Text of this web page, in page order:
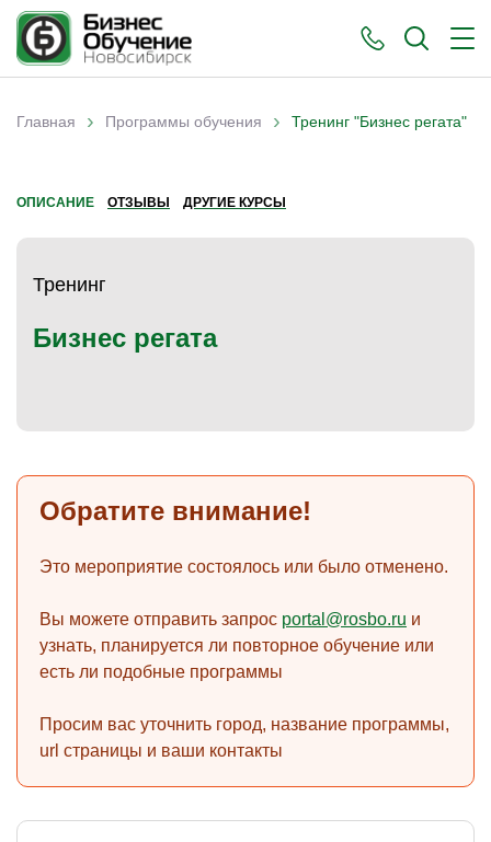
Главная › Программы обучения › Тренинг "Бизнес регата"
ОПИСАНИЕ ОТЗЫВЫ ДРУГИЕ КУРСЫ
Тренинг
Бизнес регата
Обратите внимание!
Это мероприятие состоялось или было отменено.
Вы можете отправить запрос portal@rosbo.ru и
узнать, планируется ли повторное обучение или
есть ли подобные программы
Просим вас уточнить город, название программы,
url страницы и ваши контакты